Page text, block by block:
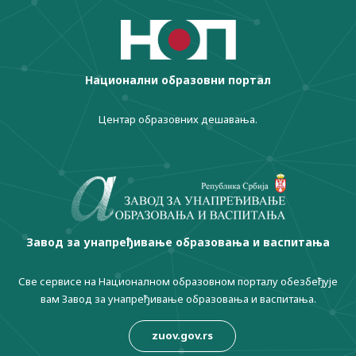
Национални образовни портал
Центар образовних дешавања.
Завод за унапређивање образовања и васпитања
Све сервисе на Националном образовном порталу обезбеђује
вам Завод за унапређивање образовања и васпитања.
zuov.gov.rs